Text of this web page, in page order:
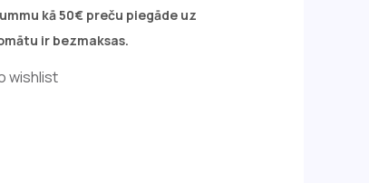
kā 50€ preču piegāde uz
ir bezmaksas.
wishlist